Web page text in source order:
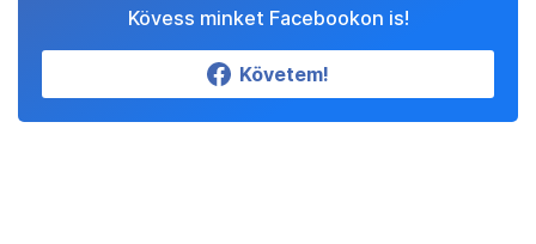
Kövess minket Facebookon is!
Követem!